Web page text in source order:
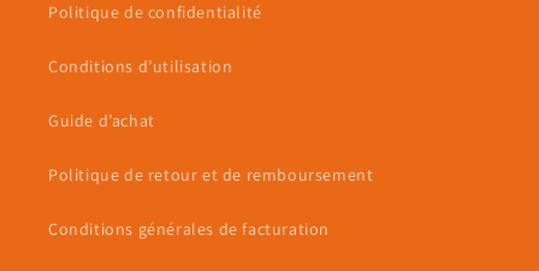
Politique de confidentialité
Conditions d’utilisation
Guide d’achat
Politique de retour et de remboursement
Conditions générales de facturation